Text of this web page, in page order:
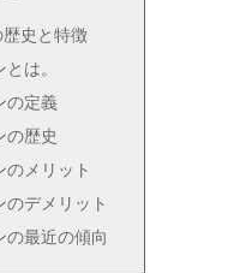
史と特徴
は。
の定義
の歴史
のメリット
のデメリット
の最近の傾向